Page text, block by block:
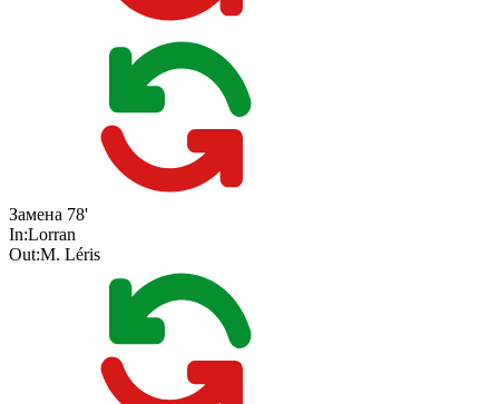
Замена 78'
In:Lorran
Out:M. Léris